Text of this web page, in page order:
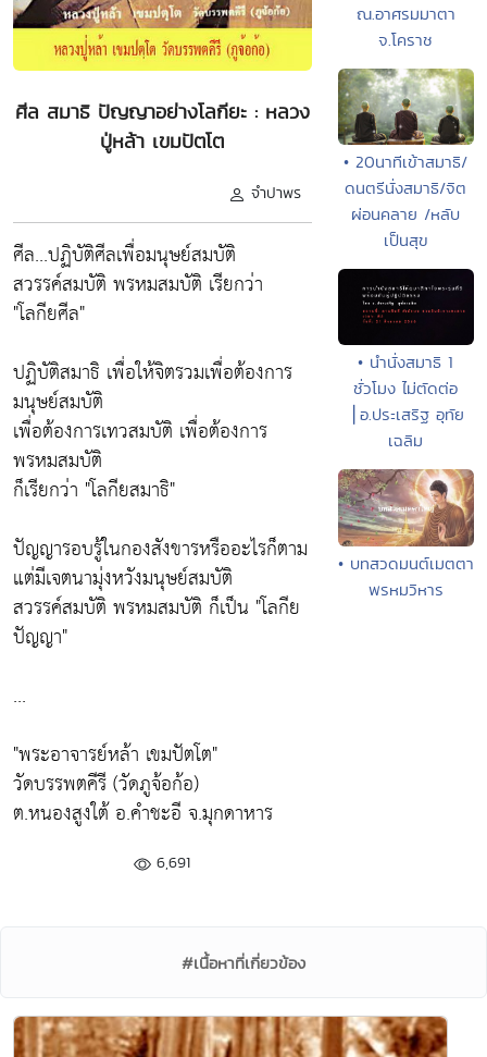
ศีล สมาธิ ปัญญาอย่างโลกียะ : หลวง
ปู่หล้า เขมปัตโต
จำปาพร
ศีล...ปฏิบัติศีลเพื่อมนุษย์สมบัติ
สวรรค์สมบัติ พรหมสมบัติ เรียกว่า
"โลกียศีล"
ปฏิบัติสมาธิ เพื่อให้จิตรวมเพื่อต้องการ
มนุษย์สมบัติ
เพื่อต้องการเทวสมบัติ เพื่อต้องการ
พรหมสมบัติ
ก็เรียกว่า "โลกียสมาธิ"
ปัญญารอบรู้ในกองสังขารหรืออะไรก็ตาม
แต่มีเจตนามุ่งหวังมนุษย์สมบัติ
สวรรค์สมบัติ พรหมสมบัติ ก็เป็น "โลกีย
ปัญญา"
...
"พระอาจารย์หล้า เขมปัตโต"
วัดบรรพตคีรี (วัดภูจ้อก้อ)
ต.หนองสูงใต้ อ.คำชะอี จ.มุกดาหาร
6,691
ณ.อาศรมมาตา
จ.โคราช
• 20นาทีเข้าสมาธิ/
ดนตรีนั่งสมาธิ/จิต
ผ่อนคลาย /หลับ
เป็นสุข
• นำนั่งสมาธิ 1
ชั่วโมง ไม่ตัดต่อ
⎪อ.ประเสริฐ อุทัย
เฉลิม
• บทสวดมนต์เมตตา
พรหมวิหาร
#เนื้อหาที่เกี่ยวข้อง